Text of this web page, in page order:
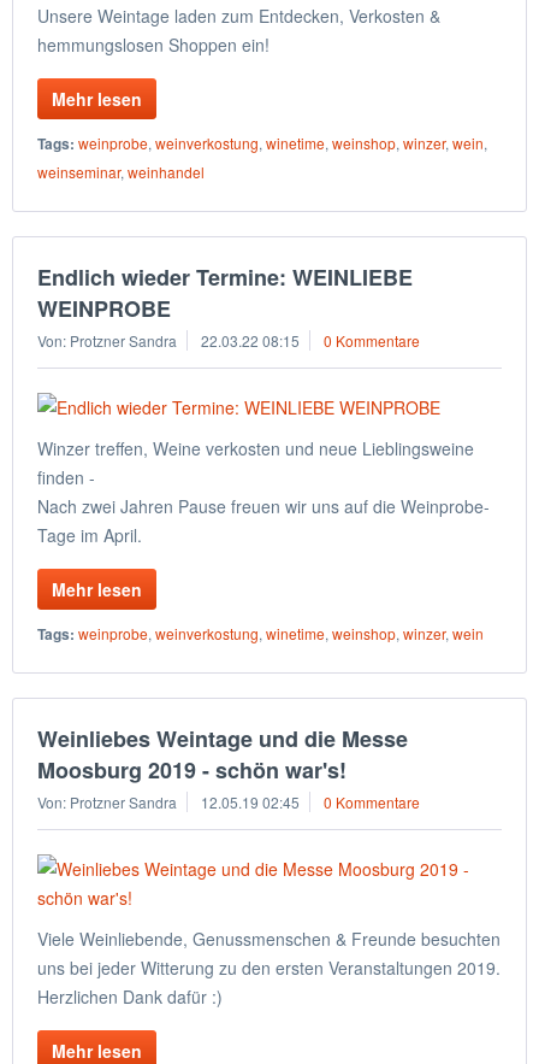
Unsere Weintage laden zum Entdecken, Verkosten &
hemmungslosen Shoppen ein!
Mehr lesen
Tags: weinprobe, weinverkostung, winetime, weinshop, winzer, wein,
weinseminar, weinhandel
Endlich wieder Termine: WEINLIEBE
WEINPROBE
Von: Protzner Sandra 22.03.22 08:15 0 Kommentare
Winzer treffen, Weine verkosten und neue Lieblingsweine
finden -
Nach zwei Jahren Pause freuen wir uns auf die Weinprobe-
Tage im April.
Mehr lesen
Tags: weinprobe, weinverkostung, winetime, weinshop, winzer, wein
Weinliebes Weintage und die Messe
Moosburg 2019 - schön war's!
Von: Protzner Sandra 12.05.19 02:45 0 Kommentare
Viele Weinliebende, Genussmenschen & Freunde besuchten
uns bei jeder Witterung zu den ersten Veranstaltungen 2019.
Herzlichen Dank dafür :)
Mehr lesen